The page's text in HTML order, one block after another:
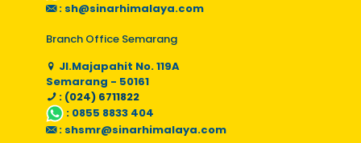
: sh@sinarhimalaya.com
Branch Office Semarang
Jl.Majapahit No. 119A
Semarang - 50161
: (024) 6711822
: 0855 8833 404
: shsmr@sinarhimalaya.com